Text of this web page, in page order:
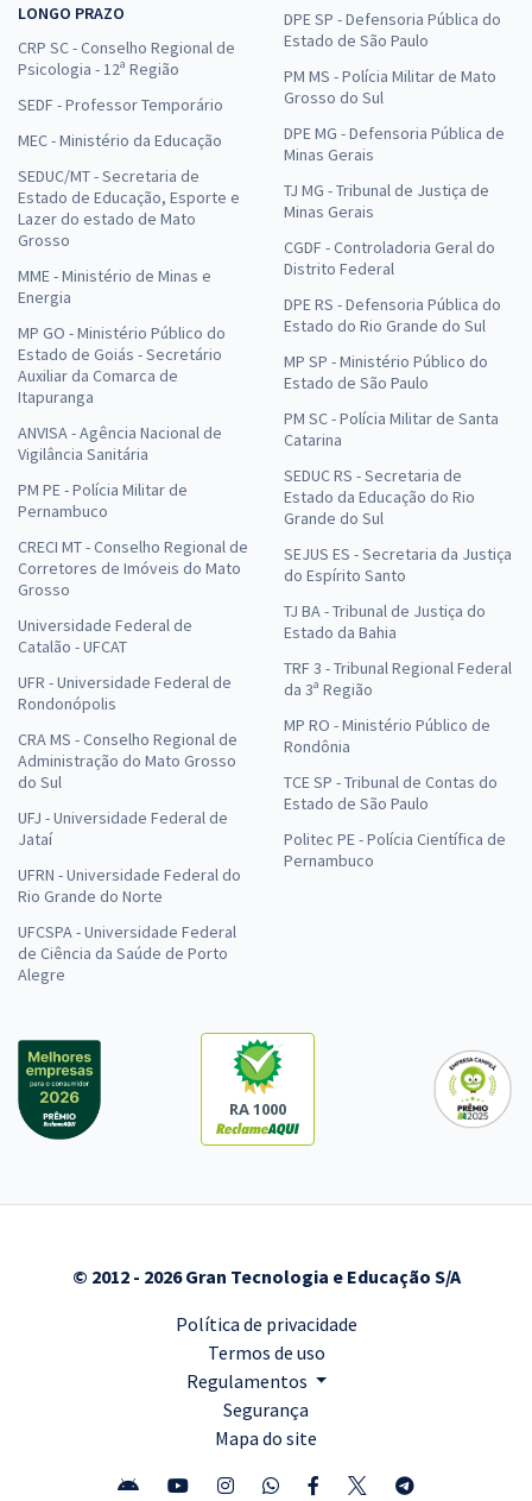
LONGO PRAZO
CRP SC - Conselho Regional de
Psicologia - 12ª Região
SEDF - Professor Temporário
MEC - Ministério da Educação
SEDUC/MT - Secretaria de
Estado de Educação, Esporte e
Lazer do estado de Mato
Grosso
MME - Ministério de Minas e
Energia
MP GO - Ministério Público do
Estado de Goiás - Secretário
Auxiliar da Comarca de
Itapuranga
ANVISA - Agência Nacional de
Vigilância Sanitária
PM PE - Polícia Militar de
Pernambuco
CRECI MT - Conselho Regional de
Corretores de Imóveis do Mato
Grosso
Universidade Federal de
Catalão - UFCAT
UFR - Universidade Federal de
Rondonópolis
CRA MS - Conselho Regional de
Administração do Mato Grosso
do Sul
UFJ - Universidade Federal de
Jataí
UFRN - Universidade Federal do
Rio Grande do Norte
UFCSPA - Universidade Federal
de Ciência da Saúde de Porto
Alegre
DPE SP - Defensoria Pública do
Estado de São Paulo
PM MS - Polícia Militar de Mato
Grosso do Sul
DPE MG - Defensoria Pública de
Minas Gerais
TJ MG - Tribunal de Justiça de
Minas Gerais
CGDF - Controladoria Geral do
Distrito Federal
DPE RS - Defensoria Pública do
Estado do Rio Grande do Sul
MP SP - Ministério Público do
Estado de São Paulo
PM SC - Polícia Militar de Santa
Catarina
SEDUC RS - Secretaria de
Estado da Educação do Rio
Grande do Sul
SEJUS ES - Secretaria da Justiça
do Espírito Santo
TJ BA - Tribunal de Justiça do
Estado da Bahia
TRF 3 - Tribunal Regional Federal
da 3ª Região
MP RO - Ministério Público de
Rondônia
TCE SP - Tribunal de Contas do
Estado de São Paulo
Politec PE - Polícia Científica de
Pernambuco
RA 1000
© 2012 - 2026 Gran Tecnologia e Educação S/A
Política de privacidade
Termos de uso
Regulamentos
Segurança
Mapa do site